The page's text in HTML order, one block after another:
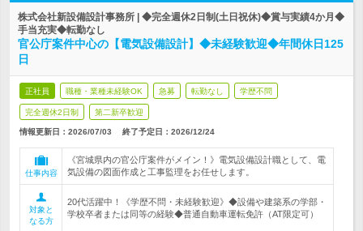
株式会社新設備設計事務所 | ◆完全週休2日制(土日祝休)◆賞与実績4か月◆
手当充実◆転勤なし
官公庁案件中心の【電気設備設計】◆未経験歓迎◆年間休日125
日
正社員 職種・業種未経験OK 急募 転勤なし 学歴不問
完全週休2日制 第二新卒歓迎
情報更新日：2026/07/03 終了予定日： 2026/12/24
仕事内容
《宮城県内の官公庁案件がメイン！》電気設備設計職として、電
気設備の図面作成と工事監理をお任せします。
対象と
なる方
20代活躍中！《学歴不問・未経験歓迎》◆設備や建築系の学部・
学校卒者または同等の経験◆普通自動車運転免許（AT限定可）